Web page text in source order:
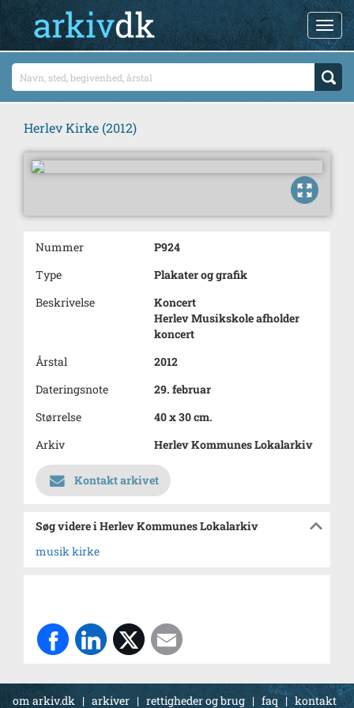
Herlev Kirke (2012)
Nummer
P924
Type
Plakater og grafik
Beskrivelse
Koncert
Herlev Musikskole afholder
koncert
Årstal
2012
Dateringsnote
29. februar
Størrelse
40 x 30 cm.
Arkiv
Herlev Kommunes Lokalarkiv
Kontakt arkivet
Søg videre i Herlev Kommunes Lokalarkiv
musik kirke
om arkiv.dk | arkiver | rettigheder og brug | faq | kontakt